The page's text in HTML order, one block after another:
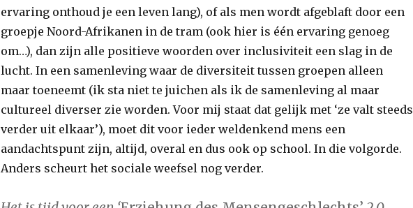
ervaring onthoud je een leven lang), of als men wordt afgeblaft door een
groepje Noord-Afrikanen in de tram (ook hier is één ervaring genoeg
om…), dan zijn alle positieve woorden over inclusiviteit een slag in de
lucht. In een samenleving waar de diversiteit tussen groepen alleen
maar toeneemt (ik sta niet te juichen als ik de samenleving al maar
cultureel diverser zie worden. Voor mij staat dat gelijk met ‘ze valt steeds
verder uit elkaar’), moet dit voor ieder weldenkend mens een
aandachtspunt zijn, altijd, overal en dus ook op school. In die volgorde.
Anders scheurt het sociale weefsel nog verder.